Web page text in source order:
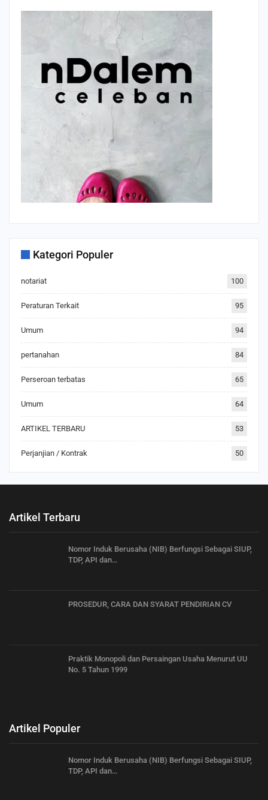
Kategori Populer
notariat 100
Peraturan Terkait 95
Umum 94
pertanahan 84
Perseroan terbatas 65
Umum 64
ARTIKEL TERBARU 53
Perjanjian / Kontrak 50
Artikel Terbaru
Nomor Induk Berusaha (NIB) Berfungsi Sebagai SIUP,
TDP, API dan…
PROSEDUR, CARA DAN SYARAT PENDIRIAN CV
Praktik Monopoli dan Persaingan Usaha Menurut UU
No. 5 Tahun 1999
Artikel Populer
Nomor Induk Berusaha (NIB) Berfungsi Sebagai SIUP,
TDP, API dan…